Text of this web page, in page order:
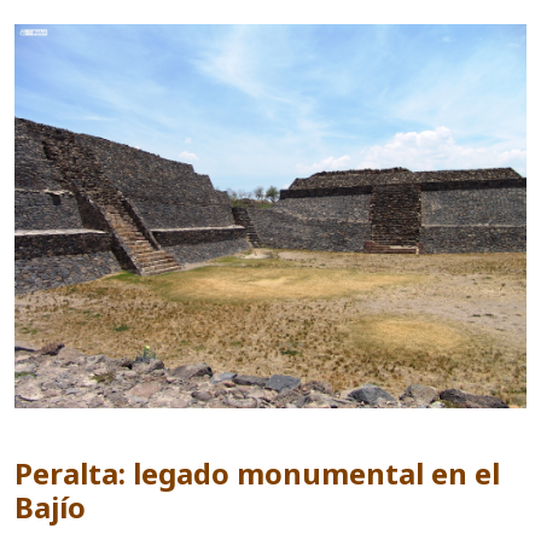
Peralta: legado monumental en el
Bajío